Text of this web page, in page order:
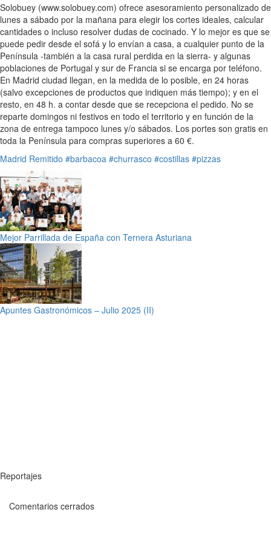
Solobuey (www.solobuey.com) ofrece asesoramiento personalizado de
lunes a sábado por la mañana para elegir los cortes ideales, calcular
cantidades o incluso resolver dudas de cocinado. Y lo mejor es que se
puede pedir desde el sofá y lo envían a casa, a cualquier punto de la
Península -también a la casa rural perdida en la sierra- y algunas
poblaciones de Portugal y sur de Francia si se encarga por teléfono.
En Madrid ciudad llegan, en la medida de lo posible, en 24 horas
(salvo excepciones de productos que indiquen más tiempo); y en el
resto, en 48 h. a contar desde que se recepciona el pedido. No se
reparte domingos ni festivos en todo el territorio y en función de la
zona de entrega tampoco lunes y/o sábados. Los portes son gratis en
toda la Península para compras superiores a 60 €.
Madrid Remitido #barbacoa #churrasco #costillas #pizzas
Mejor Parrillada de España con Ternera Asturiana
Apuntes Gastronómicos – Julio 2025 (II)
Reportajes
Comentarios cerrados